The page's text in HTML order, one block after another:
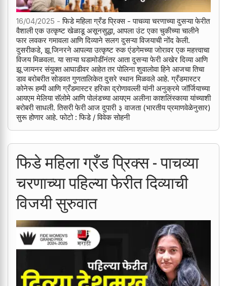
16/04/2025 - फिडे महिला ग्रँड प्रिक्स - पाचव्या चरणाच्या दुसऱ्या फेरीत
वैशाली एक उत्कृष्ट खेळाडू असूनसुद्धा, आपला उंट एका चुकीच्या चालीने
फार लवकर गमावला आणि दिव्याने सलग दुसऱ्या विजयाची नोंद केली.
दुसरीकडे, झू जिनरने आपल्या उत्कृष्ट रुक एंडगेमच्या जोरावर एक महत्त्वाचा
विजय मिळवला. या साऱ्या घडामोडींनंतर आता दुसऱ्या फेरी अखेर दिव्या आणि
झू जायनर संयुक्त आघाडीवर आहेत तर पोलिना शुवालोवा हिने आजचा तिचा
डाव बरोबरीत सोडवत गुणतालिकेत दुसरे स्थान मिळवले आहे. ग्रँडमास्टर
कोनेरू हम्पी आणि ग्रँडमास्टर हरिका द्रोणावल्ली यांनी अनुक्रमे जॉर्जियाच्या
आयएम मेलिया सॅलोमे आणि पोलंडच्या आयएम अलीना काशलिंस्काया यांच्याशी
बरोबरी साधली. तिसरी फेरी आज दुपारी ३ वाजता (भारतीय प्रमाणवेळेनुसार)
सुरू होणार आहे. फोटो : फिडे / विवेक सोहनी
फिडे महिला ग्रँड प्रिक्स - पाचव्या
चरणाच्या पहिल्या फेरीत दिव्याची
विजयी सुरुवात